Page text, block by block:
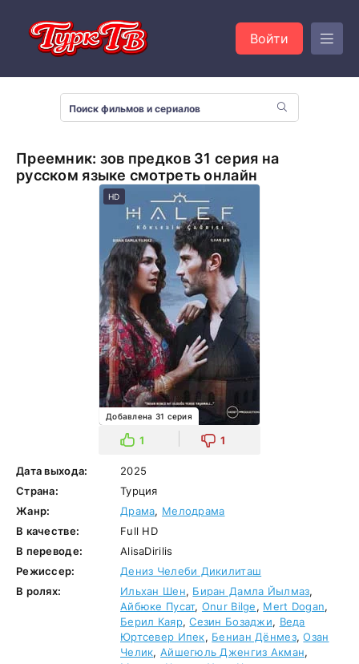
Войти
Преемник: зов предков 31 серия на
русском языке смотреть онлайн
HD
Добавлена 31 серия
1 1
Дата выхода:
2025
Страна:
Турция
Жанр:
Драма, Мелодрама
В качестве:
Full HD
В переводе:
AlisaDirilis
Режиссер:
Дениз Челеби Дикилиташ
В ролях:
Ильхан Шен, Биран Дамла Йылмаз,
Айбюке Пусат, Onur Bilge, Mert Dogan,
Берил Каяр,Сезин Бозаджи, Веда
Юртсевер Ипек, Бениан Дёнмез,Озан
Челик, Айшегюль Дженгиз Акман,